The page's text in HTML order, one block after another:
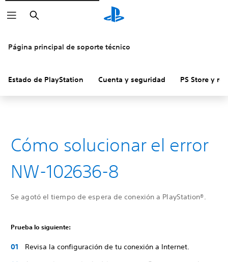
Buscar
Página principal de soporte técnico
Estado de PlayStation Cuenta y seguridad PS Store y
Cómo solucionar el error
NW-102636-8
Se agotó el tiempo de espera de conexión a PlayStation®.
Prueba lo siguiente:
Revisa la configuración de tu conexión a Internet.